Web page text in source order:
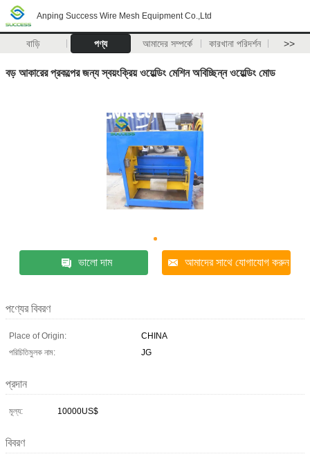
Anping Success Wire Mesh Equipment Co.,Ltd
বাড়ি পণ্য আমাদের সম্পর্কে কারখানা পরিদর্শন >>
বড় আকারের প্রকল্পের জন্য স্বয়ংক্রিয় ওয়েল্ডিং মেশিন অবিচ্ছিন্ন ওয়েল্ডিং মোড
ভালো দাম আমাদের সাথে যোগাযোগ করুন
পণ্যের বিবরণ
Place of Origin:
CHINA
পরিচিতিমুলক নাম:
JG
প্রদান
মূল্য: 10000US$
বিবরণ